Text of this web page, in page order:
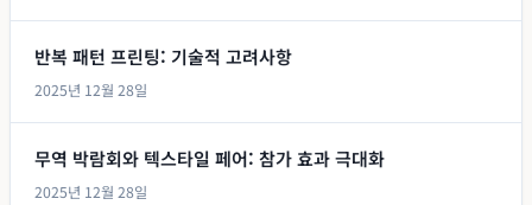
반복 패턴 프린팅: 기술적 고려사항
2025년 12월 28일
무역 박람회와 텍스타일 페어: 참가 효과 극대화
2025년 12월 28일